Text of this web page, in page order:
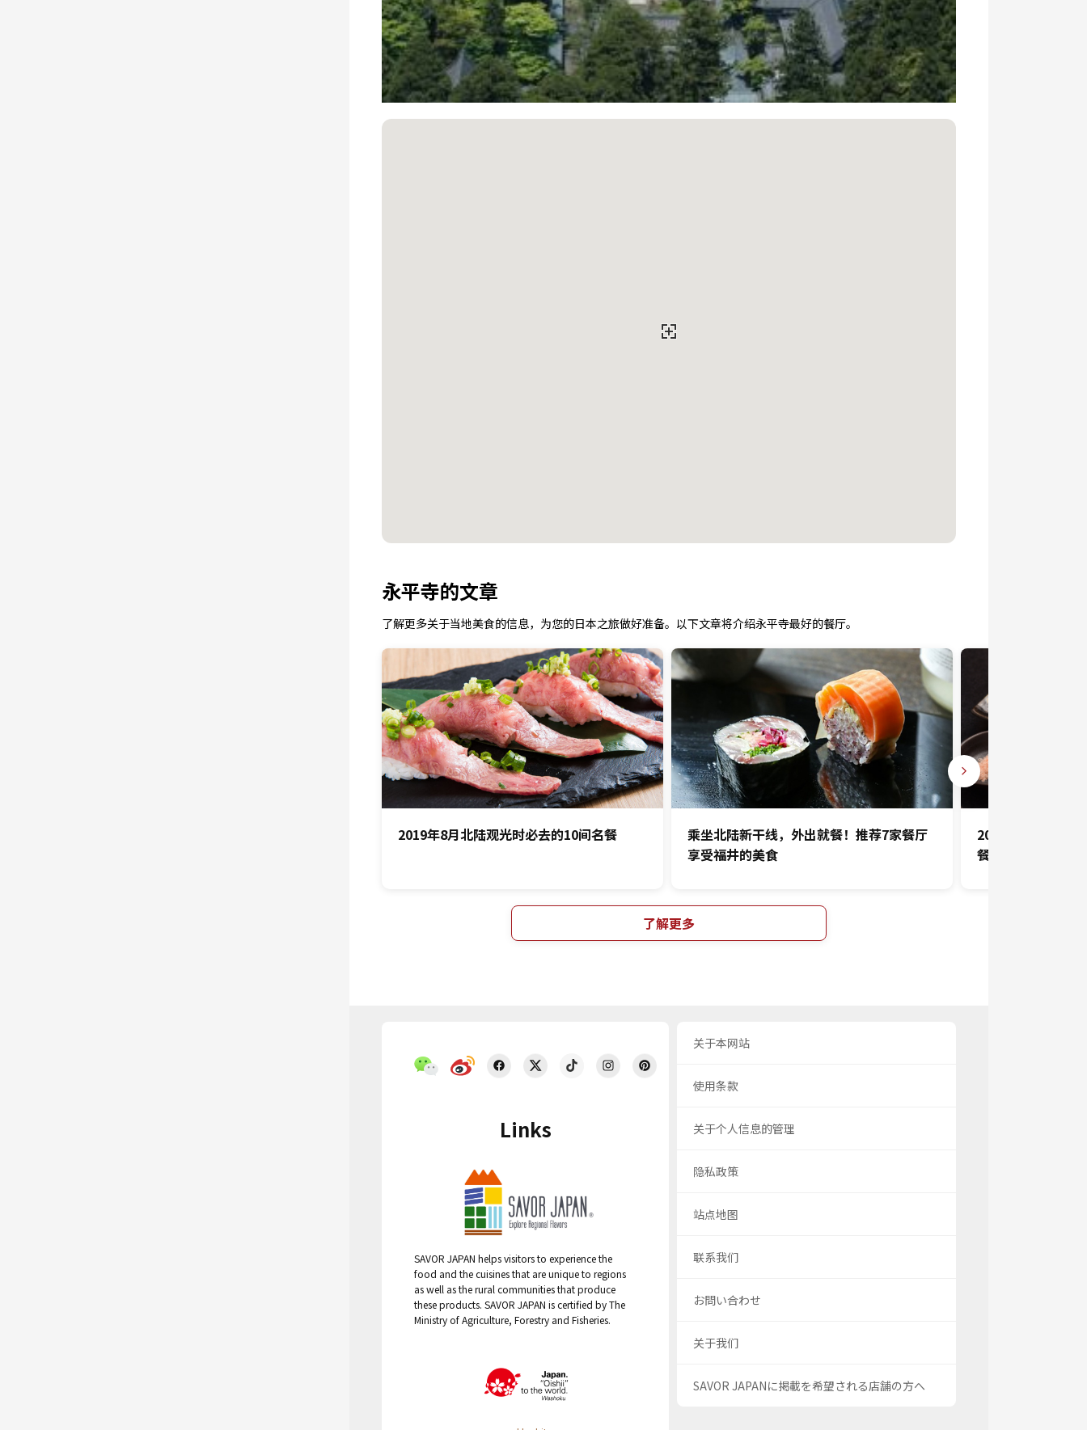
永平寺的文章
了解更多关于当地美食的信息，为您的日本之旅做好准备。以下文章将介绍永平寺最好的餐厅。
2019年8月北陆观光时必去的10间名餐
乘坐北陆新干线，外出就餐！推荐7家餐厅
享受福井的美食
2019年2月北本州
餐厅
了解更多
Links
SAVOR JAPAN helps visitors to experience the
food and the cuisines that are unique to regions
as well as the rural communities that produce
these products. SAVOR JAPAN is certified by The
Ministry of Agriculture, Forestry and Fisheries.
关于本网站
使用条款
关于个人信息的管理
隐私政策
站点地图
联系我们
お問い合わせ
关于我们
SAVOR JAPANに掲載を希望される店舗の方へ